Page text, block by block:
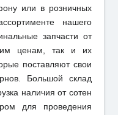
или в розничных
нашего
запчасти от
ценам, так и их
поставляют свои
Большой склад
наличия от сотен
для проведения